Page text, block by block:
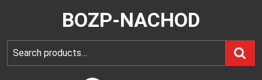
BOZP-NACHOD